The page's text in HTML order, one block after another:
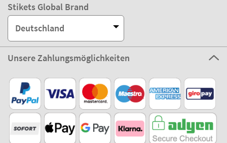
Stikets Global Brand
Deutschland
Unsere Zahlungsmöglichkeiten